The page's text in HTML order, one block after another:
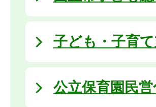
子ども・子育
公立保育園民営